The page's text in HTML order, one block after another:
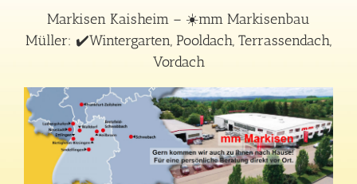
Markisen Kaisheim – ☀️mm Markisenbau
Müller: ✔️Wintergarten, Pooldach, Terrassendach,
Vordach